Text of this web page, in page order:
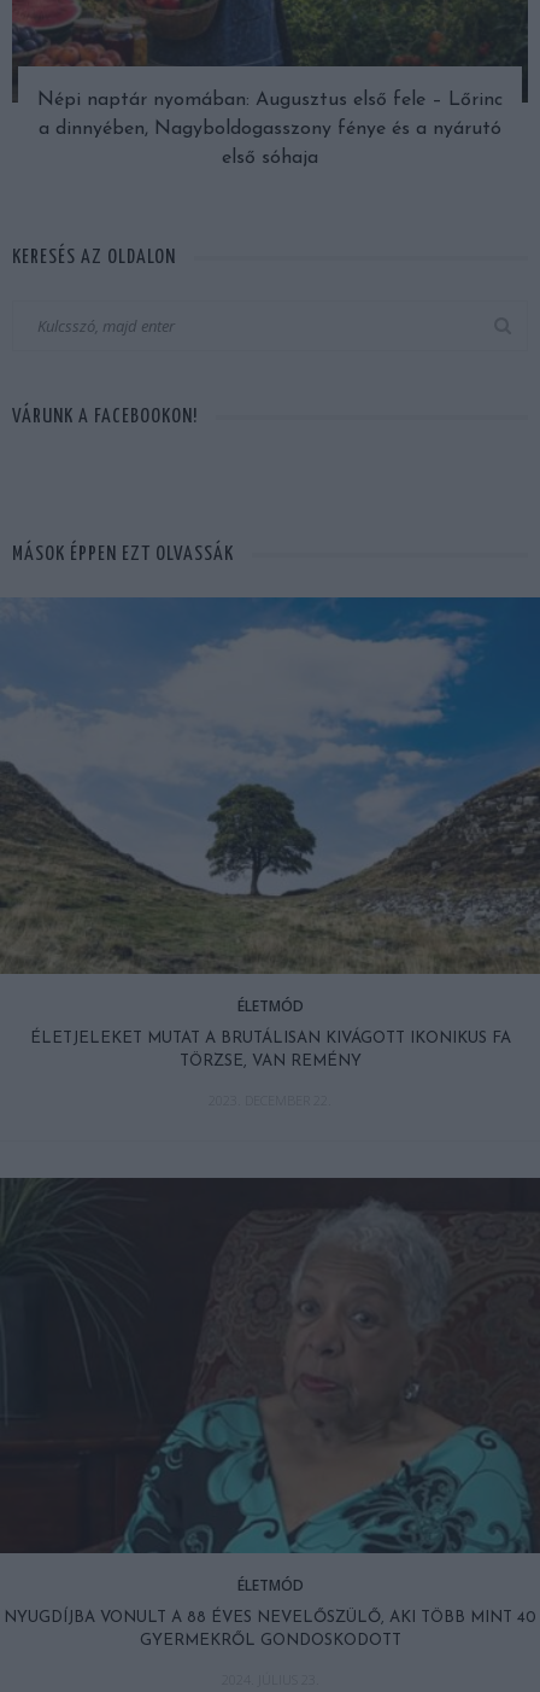
Népi naptár nyomában: Augusztus első fele – Lőrinc
a dinnyében, Nagyboldogasszony fénye és a nyárutó
első sóhaja
KERESÉS AZ OLDALON
VÁRUNK A FACEBOOKON!
MÁSOK ÉPPEN EZT OLVASSÁK
ÉLETMÓD
ÉLETJELEKET MUTAT A BRUTÁLISAN KIVÁGOTT IKONIKUS FA
TÖRZSE, VAN REMÉNY
ÉLETMÓD
NYUGDÍJBA VONULT A 88 ÉVES NEVELŐSZÜLŐ, AKI TÖBB MINT 40
GYERMEKRŐL GONDOSKODOTT